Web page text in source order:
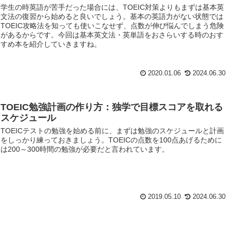
学生の時英語が苦手だった場合には、TOEIC対策よりもまずは基本英
文法の復習から始めると良いでしょう。基本の英語力がない状態では
TOEIC攻略法を知っても使いこなせず、点数が伸び悩んでしまう危険
があるからです。今回は基本英文法・英単語をおさらいする時のおす
すめ本を紹介していきますね。
2020.01.06 2024.06.30
TOEIC勉強計画の作り方：独学で目標スコアを取れる
スケジュール
TOEICテストの勉強を始める前に、まずは勉強のスケジュールと計画
をしっかり練っておきましょう。TOEICの点数を100点あげるために
は200～300時間の勉強が必要だと言われています。
2019.05.10 2024.06.30